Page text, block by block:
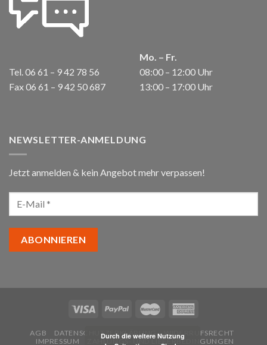
Tel. 06 61 – 9 42 78 56
Fax 06 61 – 9 42 50 687
Mo. – Fr.
08:00 – 12:00 Uhr
13:00 – 17:00 Uhr
NEWSLETTER-ANMELDUNG
Jetzt anmelden & kein Angebot mehr verpassen!
AGB DATENSCHUTZERKLÄRUNG
WIDERRUFSRECHT
IMPRESSUM
ZAHLUNGS- UND LIEFERBEDINGUNGEN
Durch die weitere Nutzung